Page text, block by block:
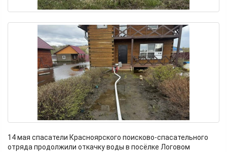
14 мая спасатели Красноярского поисково-спасательного
отряда продолжили откачку воды в посёлке Логовом